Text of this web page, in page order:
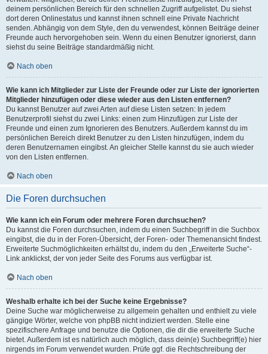
deinem persönlichen Bereich für den schnellen Zugriff aufgelistet. Du siehst
dort deren Onlinestatus und kannst ihnen schnell eine Private Nachricht
senden. Abhängig von dem Style, den du verwendest, können Beiträge deiner
Freunde auch hervorgehoben sein. Wenn du einen Benutzer ignorierst, dann
siehst du seine Beiträge standardmäßig nicht.
Nach oben
Wie kann ich Mitglieder zur Liste der Freunde oder zur Liste der ignorierten
Mitglieder hinzufügen oder diese wieder aus den Listen entfernen?
Du kannst Benutzer auf zwei Arten auf diese Listen setzen: In jedem
Benutzerprofil siehst du zwei Links: einen zum Hinzufügen zur Liste der
Freunde und einen zum Ignorieren des Benutzers. Außerdem kannst du im
persönlichen Bereich direkt Benutzer zu den Listen hinzufügen, indem du
deren Benutzernamen eingibst. An gleicher Stelle kannst du sie auch wieder
von den Listen entfernen.
Nach oben
Die Foren durchsuchen
Wie kann ich ein Forum oder mehrere Foren durchsuchen?
Du kannst die Foren durchsuchen, indem du einen Suchbegriff in die Suchbox
eingibst, die du in der Foren-Übersicht, der Foren- oder Themenansicht findest.
Erweiterte Suchmöglichkeiten erhältst du, indem du den „Erweiterte Suche“-
Link anklickst, der von jeder Seite des Forums aus verfügbar ist.
Nach oben
Weshalb erhalte ich bei der Suche keine Ergebnisse?
Deine Suche war möglicherweise zu allgemein gehalten und enthielt zu viele
gängige Wörter, welche von phpBB nicht indiziert werden. Stelle eine
spezifischere Anfrage und benutze die Optionen, die dir die erweiterte Suche
bietet. Außerdem ist es natürlich auch möglich, dass dein(e) Suchbegriff(e) hier
nirgends im Forum verwendet wurden. Prüfe ggf. die Rechtschreibung der